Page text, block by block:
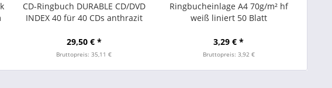
CD-Ringbuch DURABLE CD/DVD
INDEX 40 für 40 CDs anthrazit
29,50 € *
Bruttopreis: 35,11 €
Ringbucheinlage A4 70g/m² hf
weiß liniert 50 Blatt
3,29 € *
Bruttopreis: 3,92 €